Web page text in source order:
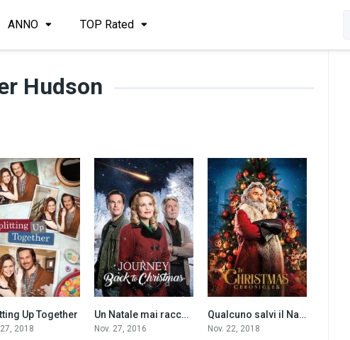
ANNO TOP Rated
Hudson
6.2
Up Together
2018
7.1
Un Natale mai raccontato (2016)
Nov. 27, 2016
7.1Qualcuno salvi il Natale (2018)
Nov. 22, 2018